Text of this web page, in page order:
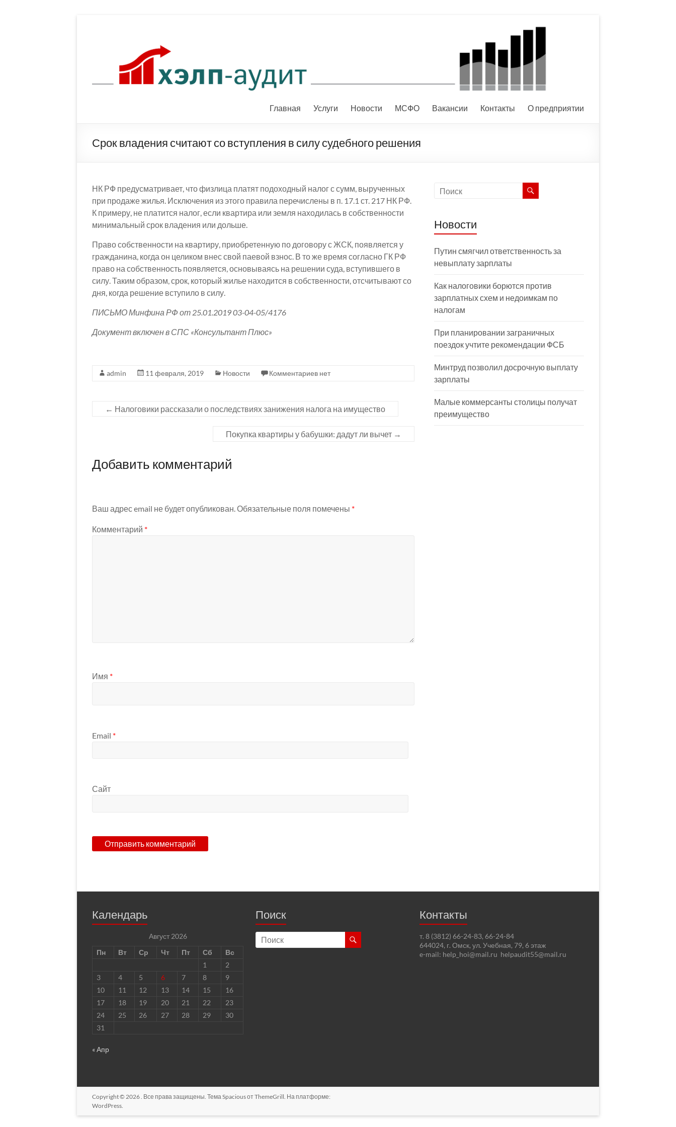
Главная Услуги Новости МСФО Вакансии Контакты О предприятии
Срок владения считают со вступления в силу судебного решения
НК РФ предусматривает, что физлица платят подоходный налог с сумм, вырученных
при продаже жилья. Исключения из этого правила перечислены в п. 17.1 ст. 217 НК РФ.
К примеру, не платится налог, если квартира или земля находилась в собственности
минимальный срок владения или дольше.
Право собственности на квартиру, приобретенную по договору с ЖСК, появляется у
гражданина, когда он целиком внес свой паевой взнос. В то же время согласно ГК РФ
право на собственность появляется, основываясь на решении суда, вступившего в
силу. Таким образом, срок, который жилье находится в собственности, отсчитывают со
дня, когда решение вступило в силу.
ПИСЬМО Минфина РФ от 25.01.2019 03-04-05/4176
Документ включен в СПС «Консультант Плюс»
admin 11 февраля, 2019 Новости Комментариев нет
← Налоговики рассказали о последствиях занижения налога на имущество
Покупка квартиры у бабушки: дадут ли вычет →
Добавить комментарий
Ваш адрес email не будет опубликован. Обязательные поля помечены *
Комментарий *
Имя *
Email *
Сайт
Новости
Путин смягчил ответственность за
невыплату зарплаты
Как налоговики борются против
зарплатных схем и недоимкам по
налогам
При планировании заграничных
поездок учтите рекомендации ФСБ
Минтруд позволил досрочную выплату
зарплаты
Малые коммерсанты столицы получат
преимущество
Календарь
Август 2026
Пн
Вт Ср Чт Пт Сб
Вс
1
2
3
4 5 6 7 8
9
10
11 12 13 14 15
16
17
18 19 20 21 22
23
24
25 26 27 28 29
30
31
« Апр
Поиск Контакты
т. 8 (3812) 66-24-83, 66-24-84
644024, г. Омск, ул. Учебная, 79, 6 этаж
e-mail: help_hoi@mail.ru helpaudit55@mail.ru
Copyright © 2026 . Все права защищены. Тема Spaciousот ThemeGrill. На платформе:
WordPress